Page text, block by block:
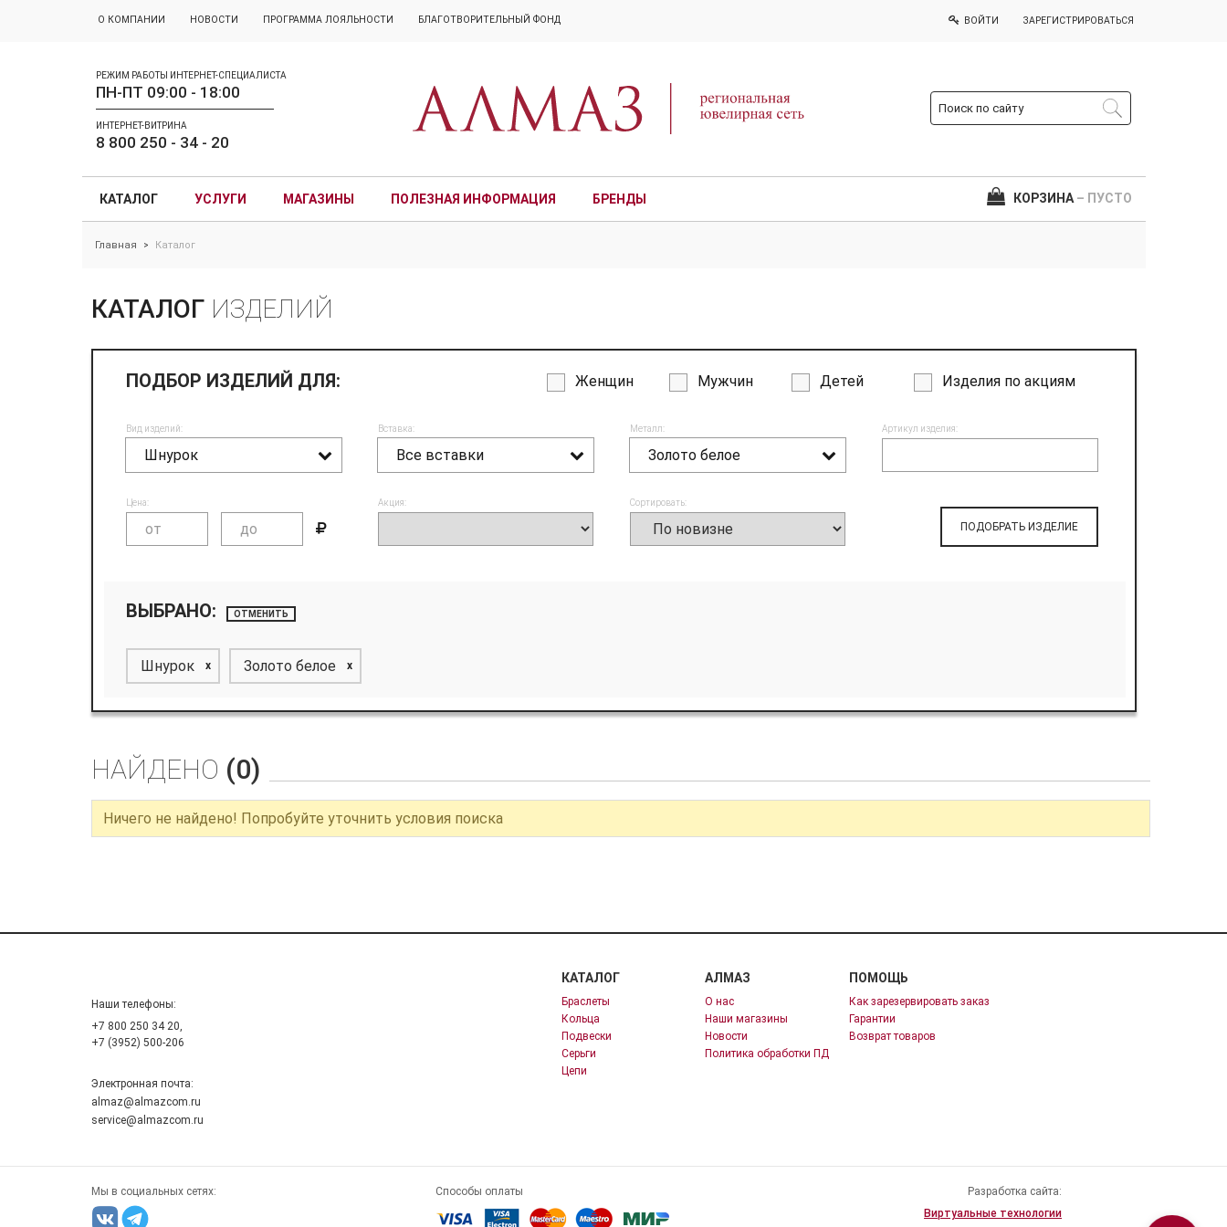
О КОМПАНИИ НОВОСТИ ПРОГРАММА ЛОЯЛЬНОСТИ БЛАГОТВОРИТЕЛЬНЫЙ ФОНД
РЕЖИМ РАБОТЫ ИНТЕРНЕТ-СПЕЦИАЛИСТА
ПН-ПТ 09:00 - 18:00
ИНТЕРНЕТ-ВИТРИНА
8 800 250 - 34 - 20
ВОЙТИ ЗАРЕГИСТРИРОВАТЬСЯ
КАТАЛОГ УСЛУГИ МАГАЗИНЫ ПОЛЕЗНАЯ ИНФОРМАЦИЯ БРЕНДЫ КОРЗИНА – ПУСТО
Главная > Каталог
КАТАЛОГ ИЗДЕЛИЙ
ПОДБОР ИЗДЕЛИЙ ДЛЯ: Женщин Мужчин Детей Изделия по акциям
Вид изделий:
Шнурок
Вставка:
Все вставки
Металл:
Золото белое
Артикул изделия:
Цена: Акция: Сортировать:
ПОДОБРАТЬ ИЗДЕЛИЕ
ВЫБРАНО: ОТМЕНИТЬ
Шнурок x Золото белое x
НАЙДЕНО (0)
Ничего не найдено! Попробуйте уточнить условия поиска
Наши телефоны:
+7 800 250 34 20,
+7 (3952) 500-206
Электронная почта:
almaz@almazcom.ru
service@almazcom.ru
КАТАЛОГ
Браслеты
Кольца
Подвески
Серьги
Цепи
АЛМАЗ
О нас
Наши магазины
Новости
Политика обработки ПД
ПОМОЩЬ
Как зарезервировать заказ
Гарантии
Возврат товаров
Мы в социальных сетях: Способы оплаты
Разработка сайта:
Виртуальные технологии